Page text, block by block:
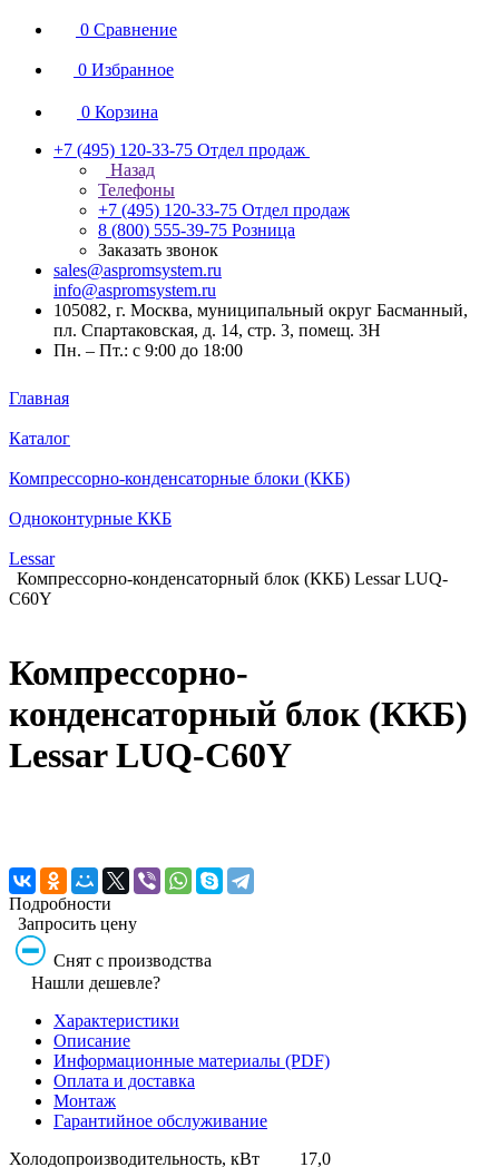
0 Сравнение
0 Избранное
0 Корзина
+7 (495) 120-33-75 Отдел продаж
Назад
Телефоны
+7 (495) 120-33-75 Отдел продаж
8 (800) 555-39-75 Розница
Заказать звонок
sales@aspromsystem.ru
info@aspromsystem.ru
105082, г. Москва, муниципальный округ Басманный,
пл. Спартаковская, д. 14, стр. 3, помещ. 3Н
Пн. – Пт.: с 9:00 до 18:00
Главная
Каталог
Компрессорно-конденсаторные блоки (ККБ)
Одноконтурные ККБ
Lessar
Компрессорно-конденсаторный блок (ККБ) Lessar LUQ-
C60Y
Компрессорно-
конденсаторный блок (ККБ)
Lessar LUQ-C60Y
Подробности
Запросить цену
Снят с производства
Нашли дешевле?
Характеристики
Описание
Информационные материалы (PDF)
Оплата и доставка
Монтаж
Гарантийное обслуживание
Холодопроизводительность, кВт
17,0